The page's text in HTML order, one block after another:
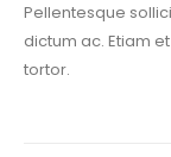
Pellentesque
dictum ac. Etiam
tortor.